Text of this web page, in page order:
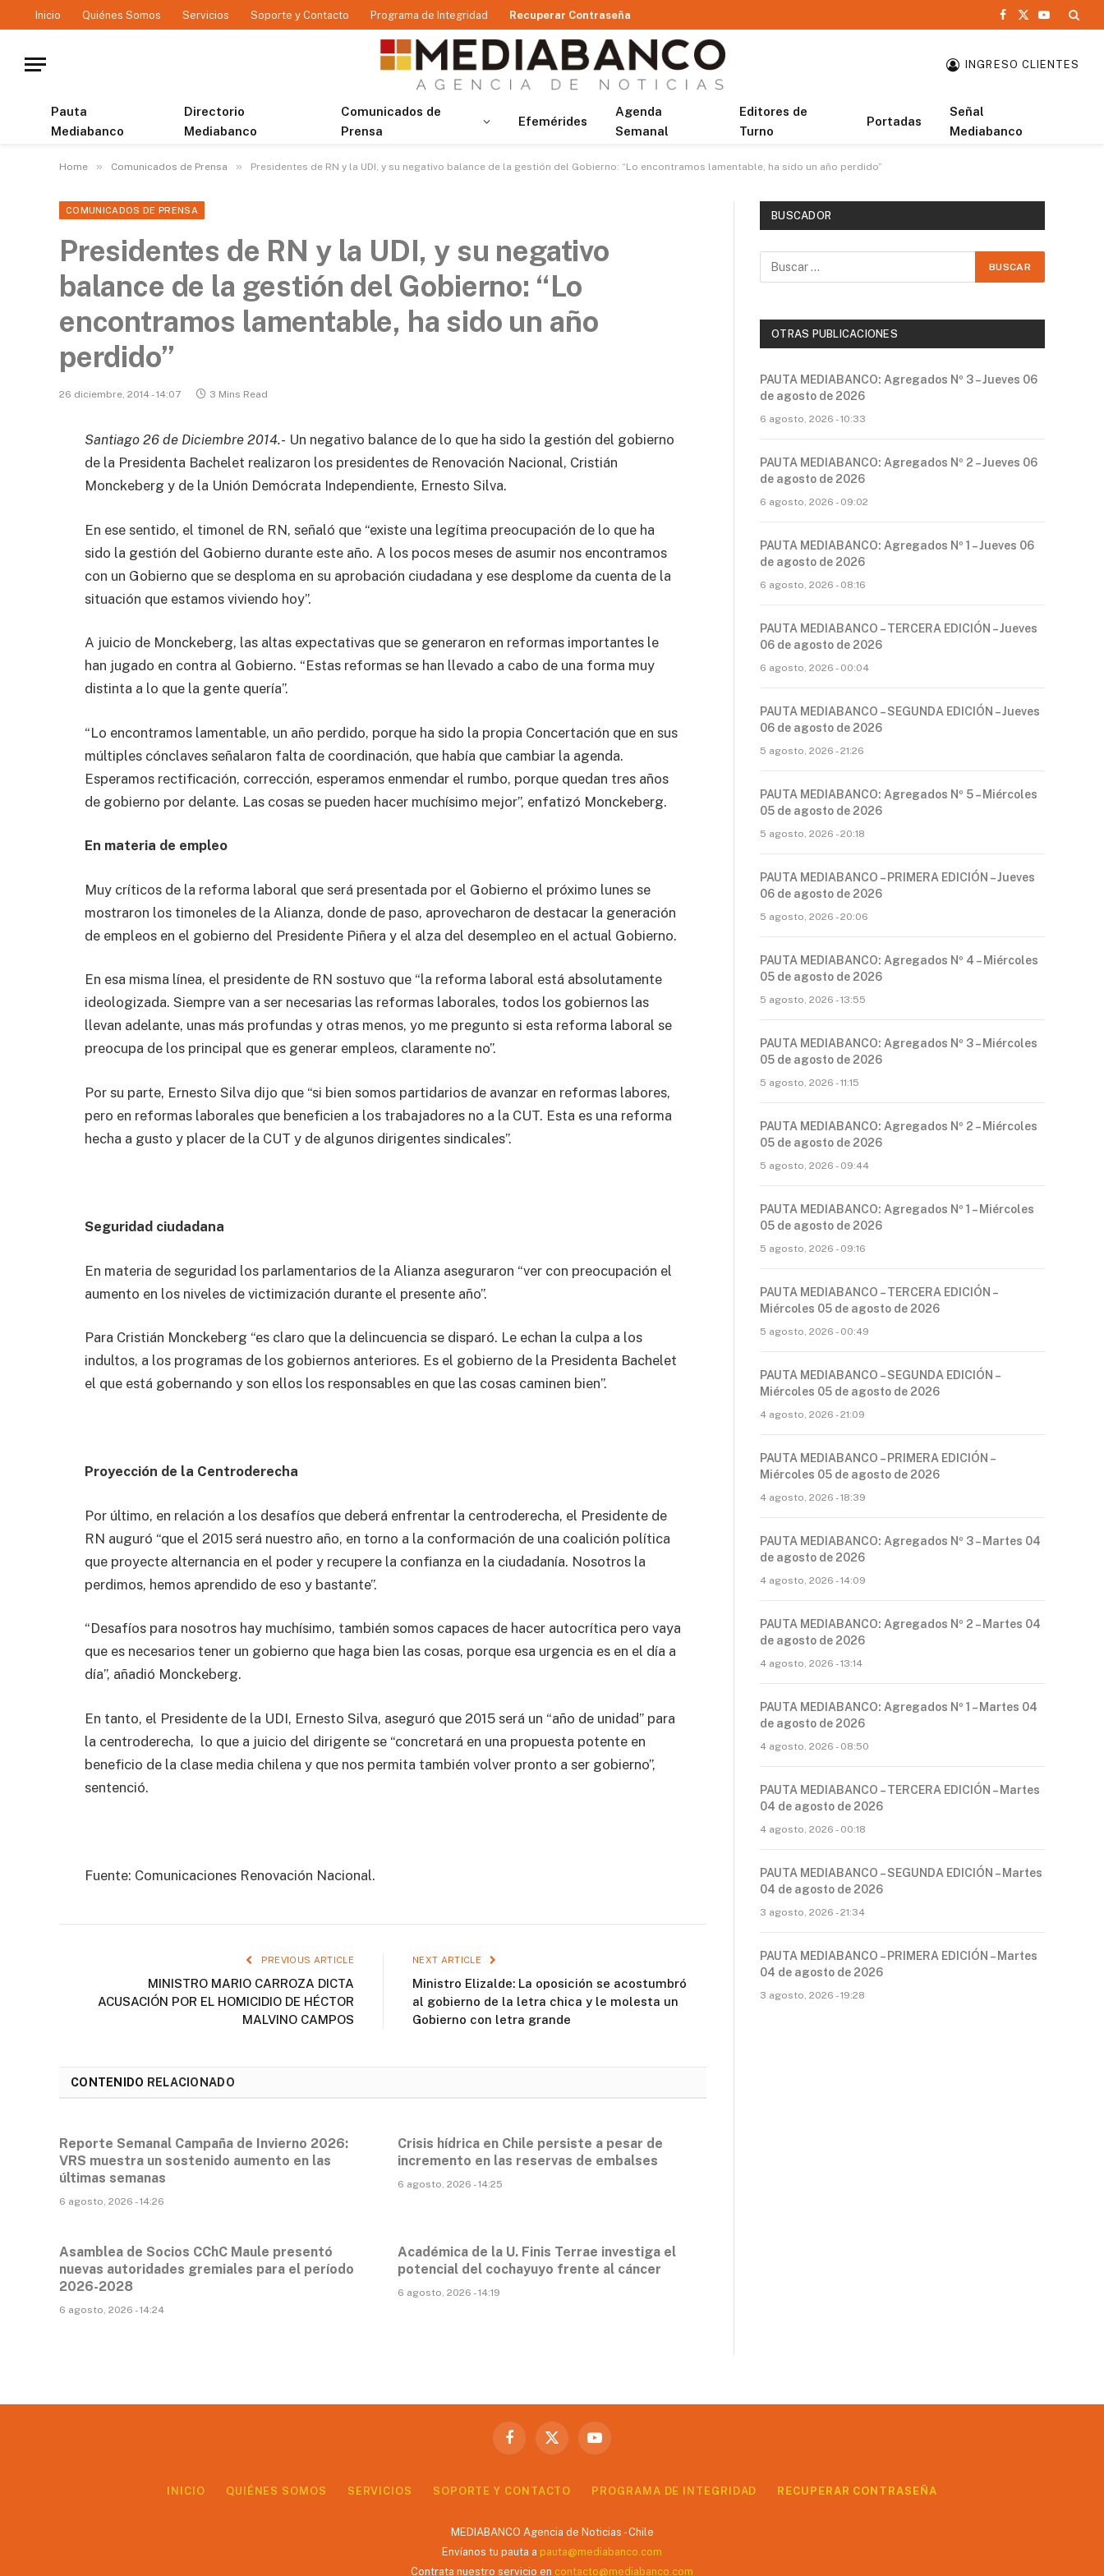
Inicio Quiénes Somos Servicios Soporte y Contacto Programa de Integridad Recuperar Contraseña
Facebook
X
YouTube
INGRESO CLIENTES
Pauta
Mediabanco
Directorio
Mediabanco
Comunicados de
Prensa
Efemérides
Agenda
Semanal
Editores de
Turno
Portadas
Señal
Mediabanco
Home » Comunicados de Prensa » Presidentes de RN y la UDI, y su negativo balance de la gestión del Gobierno: “Lo encontramos lamentable, ha sido un año perdido”
COMUNICADOS DE PRENSA
Presidentes de RN y la UDI, y su negativo
balance de la gestión del Gobierno: “Lo
encontramos lamentable, ha sido un año
perdido”
26 diciembre, 2014 - 14:07 3 Mins Read
Santiago 26 de Diciembre 2014.- Un negativo balance de lo que ha sido la gestión del gobierno
de la Presidenta Bachelet realizaron los presidentes de Renovación Nacional, Cristián
Monckeberg y de la Unión Demócrata Independiente, Ernesto Silva.
En ese sentido, el timonel de RN, señaló que “existe una legítima preocupación de lo que ha
sido la gestión del Gobierno durante este año. A los pocos meses de asumir nos encontramos
con un Gobierno que se desploma en su aprobación ciudadana y ese desplome da cuenta de la
situación que estamos viviendo hoy”.
A juicio de Monckeberg, las altas expectativas que se generaron en reformas importantes le
han jugado en contra al Gobierno. “Estas reformas se han llevado a cabo de una forma muy
distinta a lo que la gente quería”.
“Lo encontramos lamentable, un año perdido, porque ha sido la propia Concertación que en sus
múltiples cónclaves señalaron falta de coordinación, que había que cambiar la agenda.
Esperamos rectificación, corrección, esperamos enmendar el rumbo, porque quedan tres años
de gobierno por delante. Las cosas se pueden hacer muchísimo mejor”, enfatizó Monckeberg.
En materia de empleo
Muy críticos de la reforma laboral que será presentada por el Gobierno el próximo lunes se
mostraron los timoneles de la Alianza, donde de paso, aprovecharon de destacar la generación
de empleos en el gobierno del Presidente Piñera y el alza del desempleo en el actual Gobierno.
En esa misma línea, el presidente de RN sostuvo que “la reforma laboral está absolutamente
ideologizada. Siempre van a ser necesarias las reformas laborales, todos los gobiernos las
llevan adelante, unas más profundas y otras menos, yo me pregunto si esta reforma laboral se
preocupa de los principal que es generar empleos, claramente no”.
Por su parte, Ernesto Silva dijo que “si bien somos partidarios de avanzar en reformas labores,
pero en reformas laborales que beneficien a los trabajadores no a la CUT. Esta es una reforma
hecha a gusto y placer de la CUT y de algunos dirigentes sindicales”.
Seguridad ciudadana
En materia de seguridad los parlamentarios de la Alianza aseguraron “ver con preocupación el
aumento en los niveles de victimización durante el presente año”.
Para Cristián Monckeberg “es claro que la delincuencia se disparó. Le echan la culpa a los
indultos, a los programas de los gobiernos anteriores. Es el gobierno de la Presidenta Bachelet
el que está gobernando y son ellos los responsables en que las cosas caminen bien”.
Proyección de la Centroderecha
Por último, en relación a los desafíos que deberá enfrentar la centroderecha, el Presidente de
RN auguró “que el 2015 será nuestro año, en torno a la conformación de una coalición política
que proyecte alternancia en el poder y recupere la confianza en la ciudadanía. Nosotros la
perdimos, hemos aprendido de eso y bastante”.
“Desafíos para nosotros hay muchísimo, también somos capaces de hacer autocrítica pero vaya
que es necesarios tener un gobierno que haga bien las cosas, porque esa urgencia es en el día a
día”, añadió Monckeberg.
En tanto, el Presidente de la UDI, Ernesto Silva, aseguró que 2015 será un “año de unidad” para
la centroderecha, lo que a juicio del dirigente se “concretará en una propuesta potente en
beneficio de la clase media chilena y que nos permita también volver pronto a ser gobierno”,
sentenció.
Fuente: Comunicaciones Renovación Nacional.
PREVIOUS ARTICLE
MINISTRO MARIO CARROZA DICTA
ACUSACIÓN POR EL HOMICIDIO DE HÉCTOR
MALVINO CAMPOS
NEXT ARTICLE
Ministro Elizalde: La oposición se acostumbró
al gobierno de la letra chica y le molesta un
Gobierno con letra grande
CONTENIDO RELACIONADO
Reporte Semanal Campaña de Invierno 2026:
VRS muestra un sostenido aumento en las
últimas semanas
6 agosto, 2026 - 14:26
Crisis hídrica en Chile persiste a pesar de
incremento en las reservas de embalses
6 agosto, 2026 - 14:25
Asamblea de Socios CChC Maule presentó
nuevas autoridades gremiales para el período
2026-2028
6 agosto, 2026 - 14:24
Académica de la U. Finis Terrae investiga el
potencial del cochayuyo frente al cáncer
6 agosto, 2026 - 14:19
BUSCADOR
OTRAS PUBLICACIONES
PAUTA MEDIABANCO: Agregados Nº 3 – Jueves 06
de agosto de 2026
6 agosto, 2026 - 10:33
PAUTA MEDIABANCO: Agregados Nº 2 – Jueves 06
de agosto de 2026
6 agosto, 2026 - 09:02
PAUTA MEDIABANCO: Agregados Nº 1 – Jueves 06
de agosto de 2026
6 agosto, 2026 - 08:16
PAUTA MEDIABANCO – TERCERA EDICIÓN – Jueves
06 de agosto de 2026
6 agosto, 2026 - 00:04
PAUTA MEDIABANCO – SEGUNDA EDICIÓN – Jueves
06 de agosto de 2026
5 agosto, 2026 - 21:26
PAUTA MEDIABANCO: Agregados Nº 5 – Miércoles
05 de agosto de 2026
5 agosto, 2026 - 20:18
PAUTA MEDIABANCO – PRIMERA EDICIÓN – Jueves
06 de agosto de 2026
5 agosto, 2026 - 20:06
PAUTA MEDIABANCO: Agregados Nº 4 – Miércoles
05 de agosto de 2026
5 agosto, 2026 - 13:55
PAUTA MEDIABANCO: Agregados Nº 3 – Miércoles
05 de agosto de 2026
5 agosto, 2026 - 11:15
PAUTA MEDIABANCO: Agregados Nº 2 – Miércoles
05 de agosto de 2026
5 agosto, 2026 - 09:44
PAUTA MEDIABANCO: Agregados Nº 1 – Miércoles
05 de agosto de 2026
5 agosto, 2026 - 09:16
PAUTA MEDIABANCO – TERCERA EDICIÓN –
Miércoles 05 de agosto de 2026
5 agosto, 2026 - 00:49
PAUTA MEDIABANCO – SEGUNDA EDICIÓN –
Miércoles 05 de agosto de 2026
4 agosto, 2026 - 21:09
PAUTA MEDIABANCO – PRIMERA EDICIÓN –
Miércoles 05 de agosto de 2026
4 agosto, 2026 - 18:39
PAUTA MEDIABANCO: Agregados Nº 3 – Martes 04
de agosto de 2026
4 agosto, 2026 - 14:09
PAUTA MEDIABANCO: Agregados Nº 2 – Martes 04
de agosto de 2026
4 agosto, 2026 - 13:14
PAUTA MEDIABANCO: Agregados Nº 1 – Martes 04
de agosto de 2026
4 agosto, 2026 - 08:50
PAUTA MEDIABANCO – TERCERA EDICIÓN – Martes
04 de agosto de 2026
4 agosto, 2026 - 00:18
PAUTA MEDIABANCO – SEGUNDA EDICIÓN – Martes
04 de agosto de 2026
3 agosto, 2026 - 21:34
PAUTA MEDIABANCO – PRIMERA EDICIÓN – Martes
04 de agosto de 2026
3 agosto, 2026 - 19:28
Facebook
X
YouTube
INICIO QUIÉNES SOMOS SERVICIOS SOPORTE Y CONTACTO PROGRAMA DE INTEGRIDAD RECUPERAR CONTRASEÑA
MEDIABANCO Agencia de Noticias - Chile
Envíanos tu pauta a pauta@mediabanco.com
Contrata nuestro servicio en contacto@mediabanco.com